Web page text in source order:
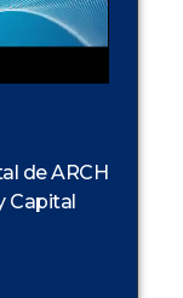
de ARCH
Capital